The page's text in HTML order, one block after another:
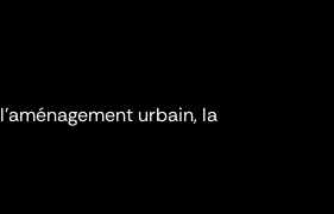
urbain, la